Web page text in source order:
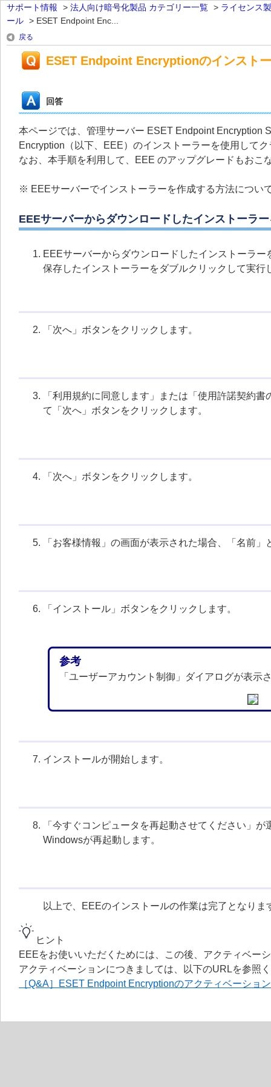
サポート情報 > 法人向け暗号化製品 カテゴリー一覧 > ライセンス
ール > ESET Endpoint Enc...
戻る
ESET Endpoint Encryptionのインスト
回答
本ページでは、管理サーバー ESET Endpoint Encryption
Encryption（以下、EEE）のインストーラーを使用して
なお、本手順を利用して、EEE のアップグレードもおこ
※ EEEサーバーでインストーラーを作成する方法につい
EEEサーバーからダウンロードしたインストーラ
EEEサーバーからダウンロードしたインストーラ
保存したインストーラーをダブルクリックして実行
「次へ」ボタンをクリックします。
「利用規約に同意します」または「使用許諾契約
て「次へ」ボタンをクリックします。
「次へ」ボタンをクリックします。
「お客様情報」の画面が表示された場合、「名前
「インストール」ボタンをクリックします。
参考
「ユーザーアカウント制御」ダイアログが表示
インストールが開始します。
「今すぐコンピュータを再起動させてください」
Windowsが再起動します。
以上で、EEEのインストールの作業は完了となりま
ヒント
EEEをお使いいただくためには、この後、アクティベー
アクティベーションにつきましては、以下のURLを参照
［Q&A］ESET Endpoint Encryptionのアクティベーショ